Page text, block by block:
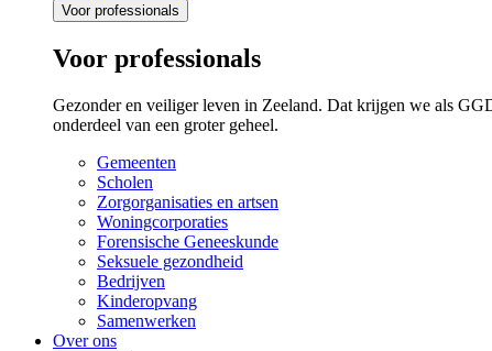
Voor professionals
Voor professionals
Gezonder en veiliger leven in Zeeland. Dat krijgen we als
onderdeel van een groter geheel.
Gemeenten
Scholen
Zorgorganisaties en artsen
Woningcorporaties
Forensische Geneeskunde
Seksuele gezondheid
Bedrijven
Kinderopvang
Samenwerken
Over ons